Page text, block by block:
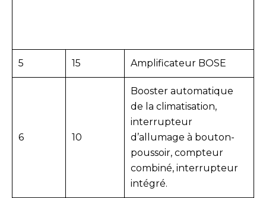
5 15 Amplificateur BOSE
6 10
Booster automatique
de la climatisation,
interrupteur
d’allumage à bouton-
poussoir, compteur
combiné, interrupteur
intégré.